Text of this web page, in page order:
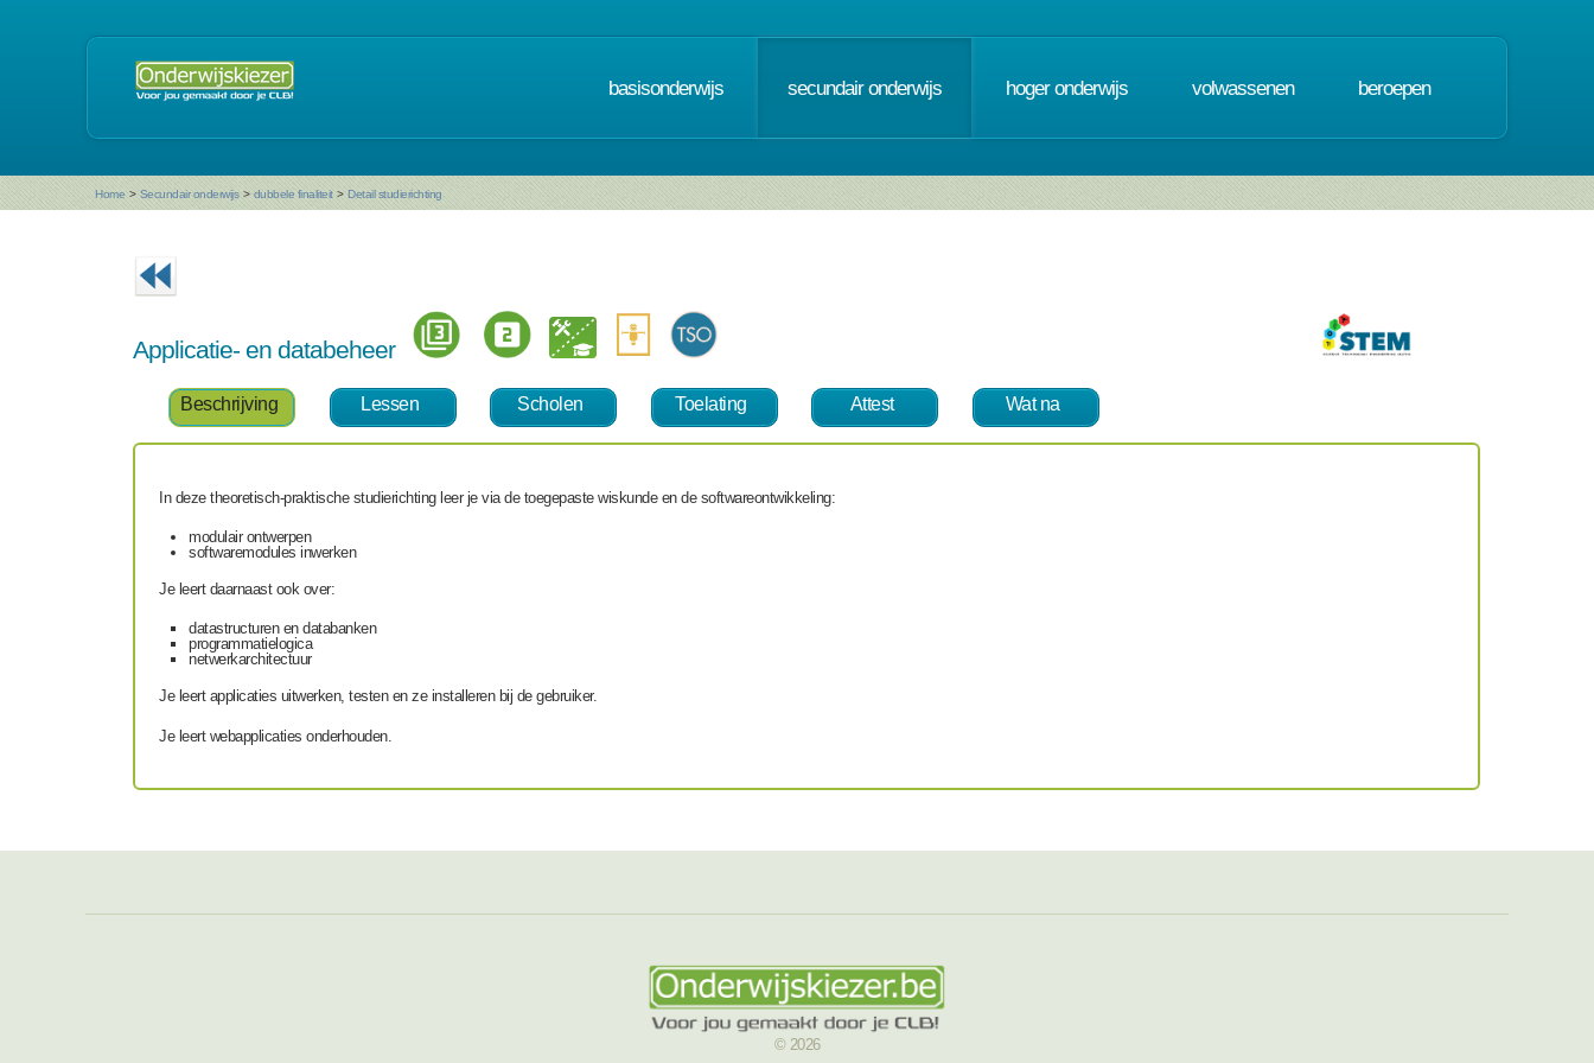
basisonderwijs secundair onderwijs hoger onderwijs volwassenen beroepen
Home > Secundair onderwijs > dubbele finaliteit > Detail studierichting
Applicatie- en databeheer
Beschrijving Lessen Scholen Toelating Attest Wat na
In deze theoretisch-praktische studierichting leer je via de toegepaste wiskunde en de softwareontwikkeling:
modulair ontwerpen
softwaremodules inwerken
Je leert daarnaast ook over:
datastructuren en databanken
programmatielogica
netwerkarchitectuur
Je leert applicaties uitwerken, testen en ze installeren bij de gebruiker.
Je leert webapplicaties onderhouden.
© 2026